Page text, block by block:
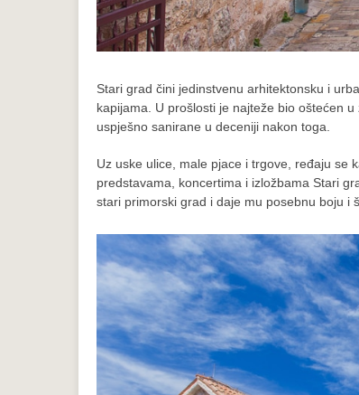
Stari grad čini jedinstvenu arhitektonsku i
kapijama. U prošlosti je najteže bio oštećen
uspješno sanirane u deceniji nakon toga.
Uz uske ulice, male pjace i trgove, ređaju se
predstavama, koncertima i izložbama Stari
stari primorski grad i daje mu posebnu boju i